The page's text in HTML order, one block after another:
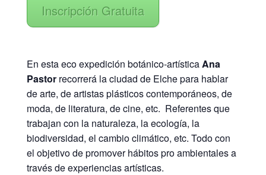
Inscripción Gratuita
En esta eco expedición botánico-artísticaAna
Pastorrecorrerá la ciudad de Elche para hablar
de arte, de artistas plásticos contemporáneos, de
moda, de literatura, de cine, etc. Referentes que
trabajan con la naturaleza, la ecología, la
biodiversidad, el cambio climático, etc. Todo con
el objetivo de promover hábitos pro ambientales a
través de experiencias artísticas.